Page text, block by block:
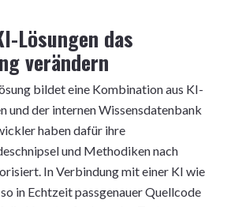
Lösungen das
verändern
bildet eine Kombination aus KI-
und der internen Wissensdatenbank
haben dafür ihre
und Methodiken nach
In Verbindung mit einer KI wie
in Echtzeit passgenauer Quellcode